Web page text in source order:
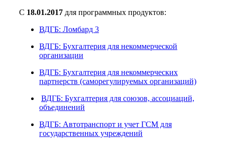
С 18.01.2017 для программных продуктов:
ВДГБ: Ломбард 3
ВДГБ: Бухгалтерия для некоммерческой
организации
ВДГБ: Бухгалтерия для некоммерческих
партнерств (саморегулируемых организаций)
ВДГБ: Бухгалтерия для союзов, ассоциаций,
объединений
ВДГБ: Автотранспорт и учет ГСМ для
государственных учреждений